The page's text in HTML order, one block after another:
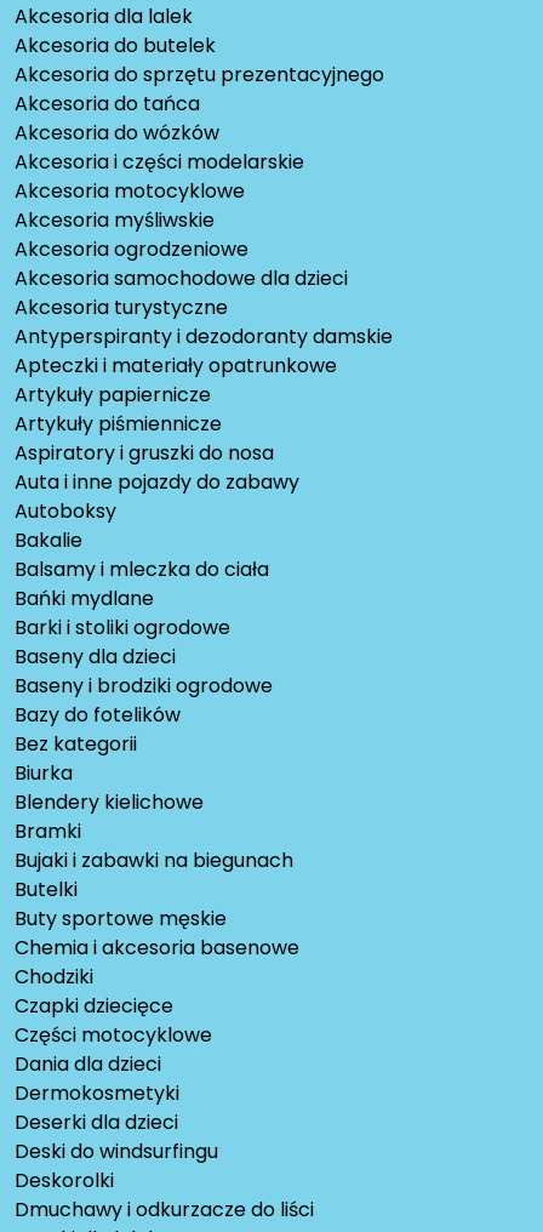
Akcesoria dla lalek
Akcesoria do butelek
Akcesoria do sprzętu prezentacyjnego
Akcesoria do tańca
Akcesoria do wózków
Akcesoria i części modelarskie
Akcesoria motocyklowe
Akcesoria myśliwskie
Akcesoria ogrodzeniowe
Akcesoria samochodowe dla dzieci
Akcesoria turystyczne
Antyperspiranty i dezodoranty damskie
Apteczki i materiały opatrunkowe
Artykuły papiernicze
Artykuły piśmiennicze
Aspiratory i gruszki do nosa
Auta i inne pojazdy do zabawy
Autoboksy
Bakalie
Balsamy i mleczka do ciała
Bańki mydlane
Barki i stoliki ogrodowe
Baseny dla dzieci
Baseny i brodziki ogrodowe
Bazy do fotelików
Bez kategorii
Biurka
Blendery kielichowe
Bramki
Bujaki i zabawki na biegunach
Butelki
Buty sportowe męskie
Chemia i akcesoria basenowe
Chodziki
Czapki dziecięce
Części motocyklowe
Dania dla dzieci
Dermokosmetyki
Deserki dla dzieci
Deski do windsurfingu
Deskorolki
Dmuchawy i odkurzacze do liści